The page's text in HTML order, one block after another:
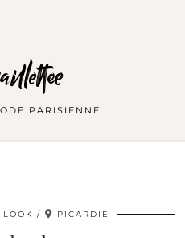
PARISIENNE
LOOK PICARDIE